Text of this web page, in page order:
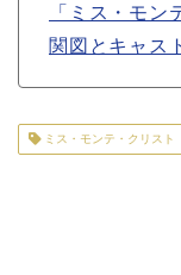
「ミス・モ
関図とキャス
ミス・モンテ・クリスト